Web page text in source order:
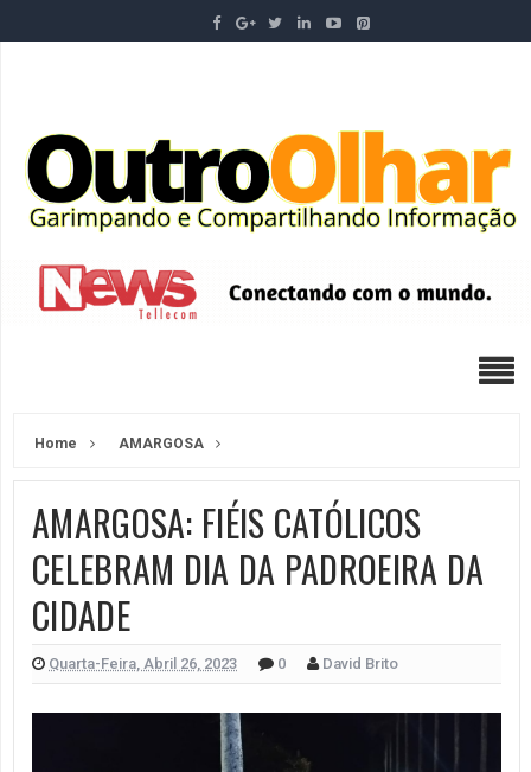
Home AMARGOSA
AMARGOSA: FIÉIS CATÓLICOS
CELEBRAM DIA DA PADROEIRA DA
CIDADE
Quarta-Feira, Abril 26, 2023 0 David Brito